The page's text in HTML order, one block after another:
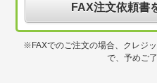
FAX注文依頼書
※FAXでのご注文の場合、クレジ
で、予めご